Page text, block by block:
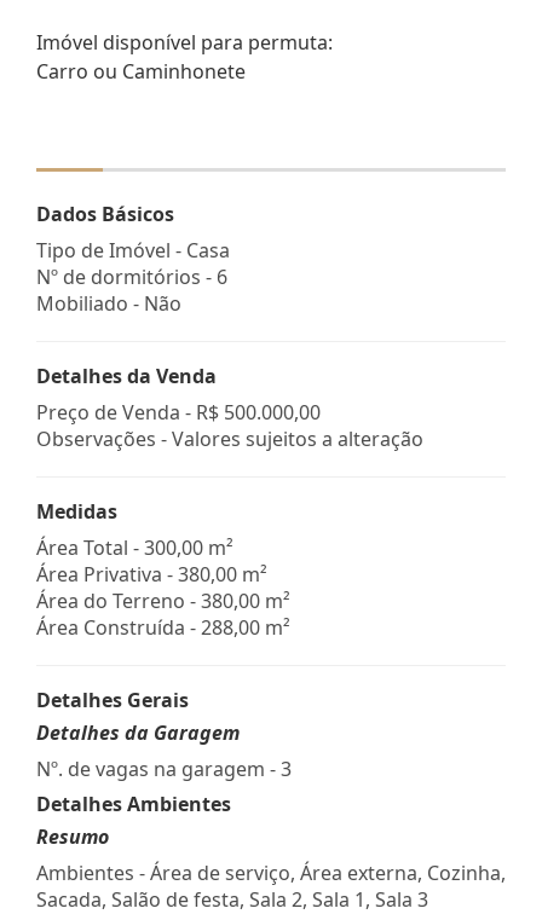
Imóvel disponível para permuta:
Carro ou Caminhonete
Dados Básicos
Tipo de Imóvel - Casa
Nº de dormitórios - 6
Mobiliado - Não
Detalhes da Venda
Preço de Venda - R$ 500.000,00
Observações - Valores sujeitos a alteração
Medidas
Área Total - 300,00 m²
Área Privativa - 380,00 m²
Área do Terreno - 380,00 m²
Área Construída - 288,00 m²
Detalhes Gerais
Detalhes da Garagem
Nº. de vagas na garagem - 3
Detalhes Ambientes
Resumo
Ambientes - Área de serviço, Área externa, Cozinha,
Sacada, Salão de festa, Sala 2, Sala 1, Sala 3